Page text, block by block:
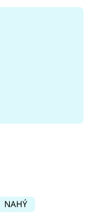
NAHÝ